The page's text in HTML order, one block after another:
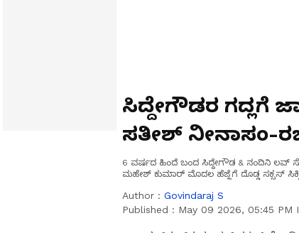
ಸಿದ್ದೇಗೌಡರ ಗದ್ಲಗೆ
ಸತೀಶ್​ ನೀನಾಸಂ-
6 ವರ್ಷದ ಹಿಂದೆ ಬಂದ ಸಿದ್ದೇಗೌಡ & ನಂದಿನಿ ಲವ್
ಮಹೇಶ್ ಕುಮಾರ್​​​​​​​​​ ಮೊದಲ ಹೆಜ್ಜೆಗೆ ದೊಡ್ಡ ಸಕ್ಸಸ್​
Author : Govindaraj S
Published : May 09 2026, 05:45 PM